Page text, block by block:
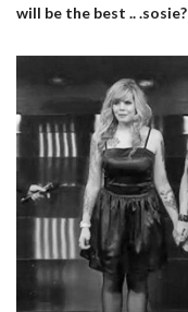
will be the best ...sosie?